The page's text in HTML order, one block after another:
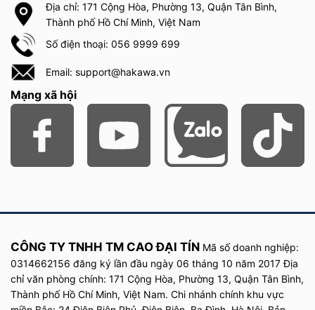
Địa chỉ: 171 Cộng Hòa, Phường 13, Quận Tân Bình,
Thành phố Hồ Chí Minh, Việt Nam
Số điện thoại: 056 9999 699
Email: support@hakawa.vn
Mạng xã hội
CÔNG TY TNHH TM CAO ĐẠI TÍN Mã số doanh nghiệp:
0314662156 đăng ký lần đầu ngày 06 tháng 10 năm 2017Địa
chỉ văn phòng chính: 171 Cộng Hòa, Phường 13, Quận Tân Bình,
Thành phố Hồ Chí Minh, Việt Nam. Chi nhánh chính khu vực